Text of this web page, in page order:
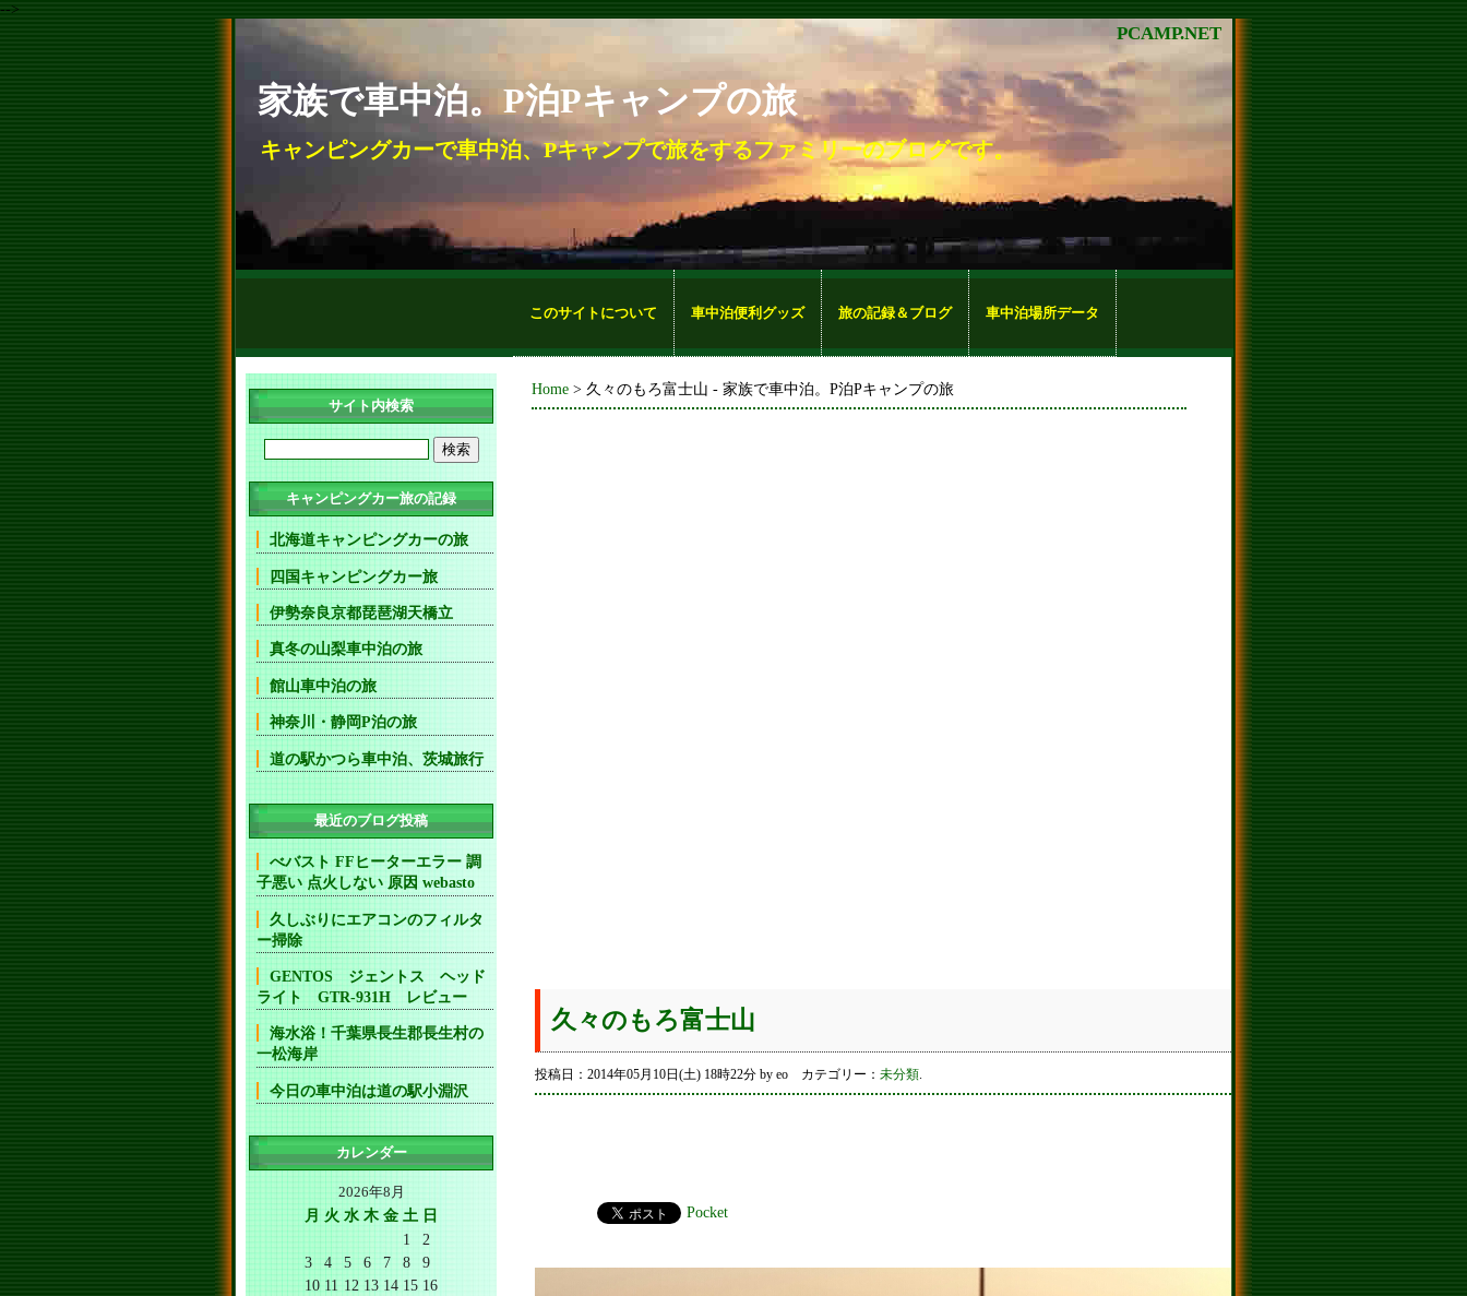
-->
家族で車中泊。P泊Pキャンプの旅
キャンピングカーで車中泊、Pキャンプで旅をするファミリーのブログです。
PCAMP.NET
このサイトについて 車中泊便利グッズ 旅の記録＆ブログ 車中泊場所データ
Home > 久々のもろ富士山 - 家族で車中泊。P泊Pキャンプの旅
久々のもろ富士山
投稿日：2014年05月10日(土) 18時22分 by eo カテゴリー： 未分類.
Pocket
サイト内検索
キャンピングカー旅の記録
北海道キャンピングカーの旅
四国キャンピングカー旅
伊勢奈良京都琵琶湖天橋立
真冬の山梨車中泊の旅
館山車中泊の旅
神奈川・静岡P泊の旅
道の駅かつら車中泊、茨城旅行
最近のブログ投稿
べバスト FFヒーターエラー 調
子悪い 点火しない 原因 webasto
久しぶりにエアコンのフィルタ
ー掃除
GENTOS ジェントス ヘッド
ライト GTR-931H レビュー
海水浴！千葉県長生郡長生村の
一松海岸
今日の車中泊は道の駅小淵沢
カレンダー
2026年8月
月 火 水 木 金 土 日
1
2
3
4 5 6 7 8
9
10 11 12 13 14 15 16